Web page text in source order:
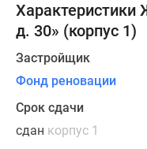
однокомнатных,
600
двухкомнатных,
128
трехкомнатных,
14
четырехкомнатных
д. 30» (корпус 1)
Застройщик
Фонд реновации
Срок сдачи
сдан корпус 1